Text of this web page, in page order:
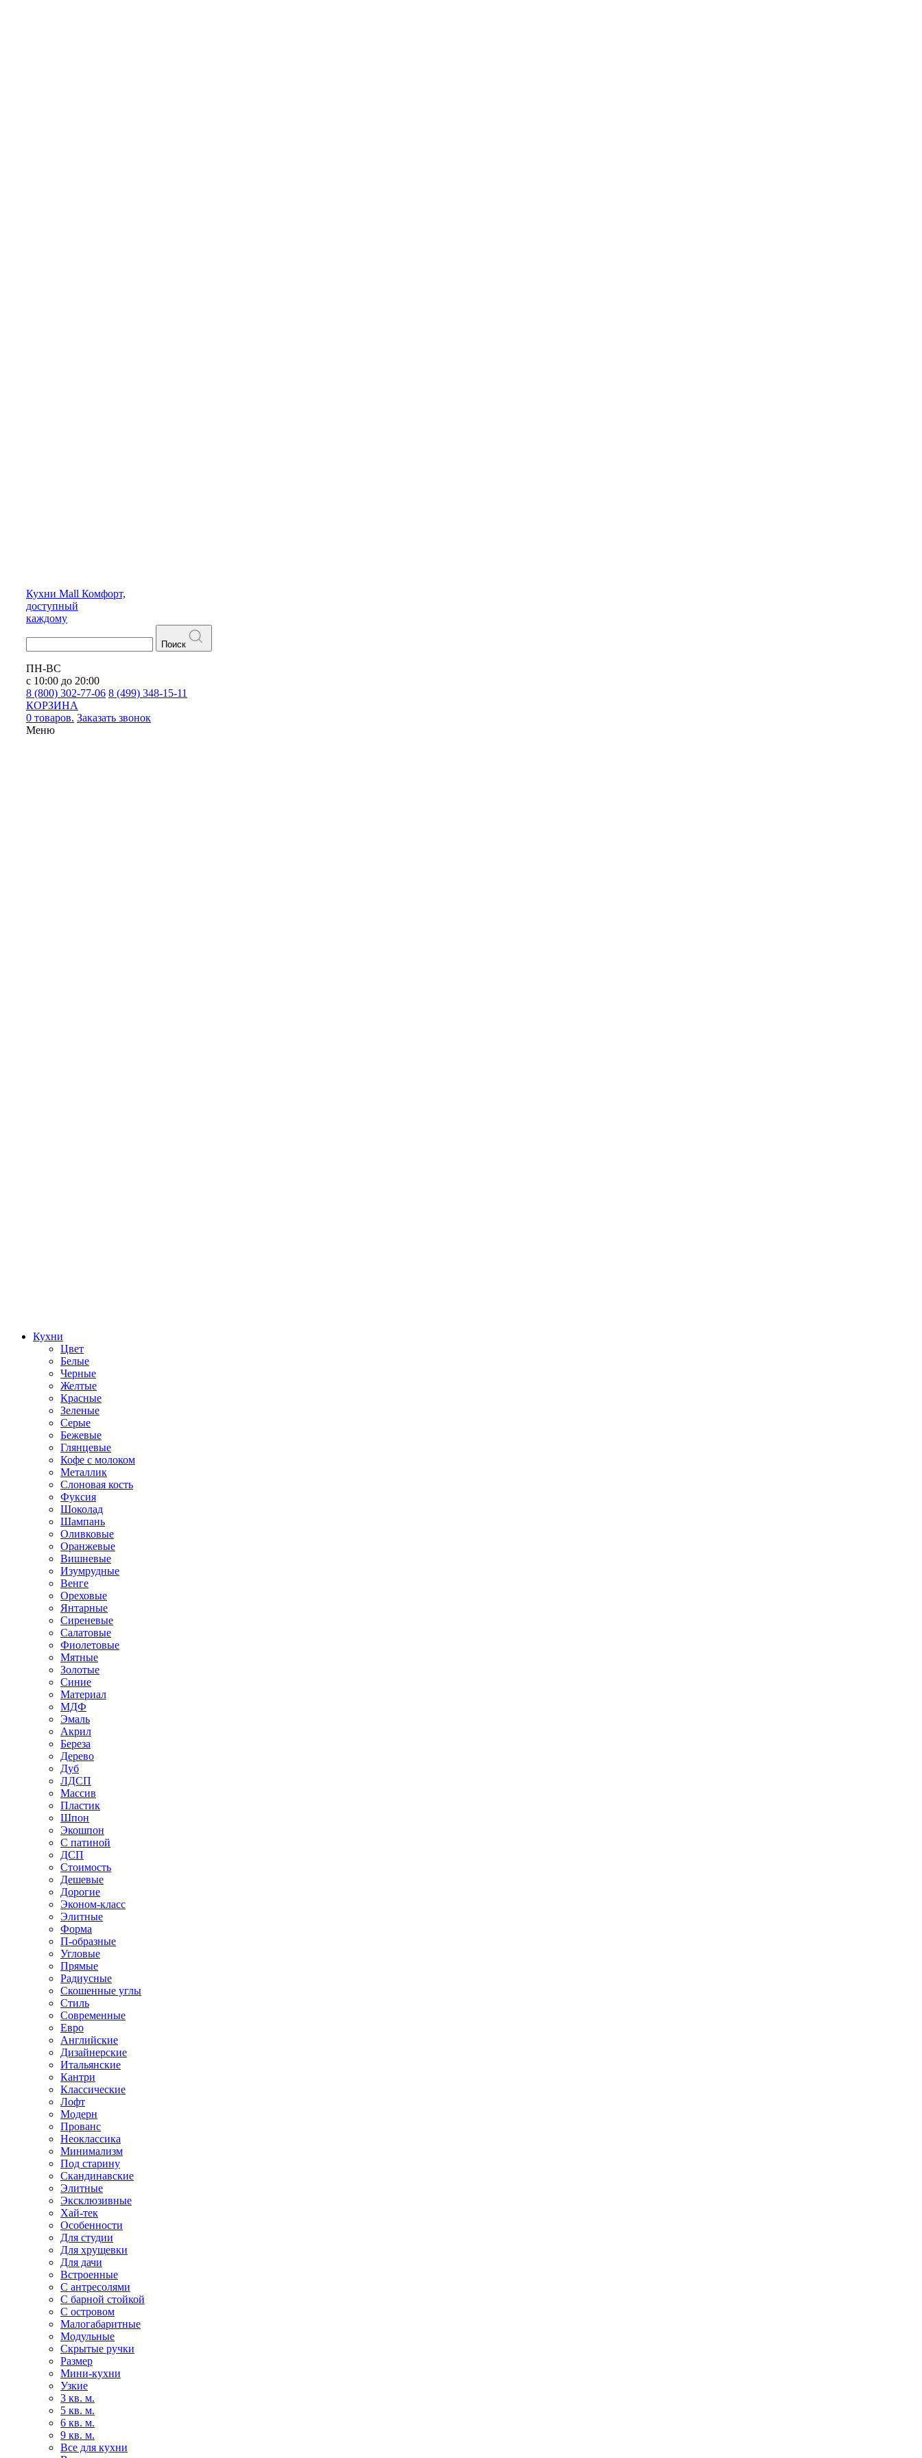
Кухни Mall Комфорт,
доступный
каждому
Поиск
ПН-ВС
с 10:00 до 20:00
8 (800) 302-77-06 8 (499) 348-15-11
КОРЗИНА
0 товаров. Заказать звонок
Меню
Кухни
Цвет
Белые
Черные
Желтые
Красные
Зеленые
Серые
Бежевые
Глянцевые
Кофе с молоком
Металлик
Слоновая кость
Фуксия
Шоколад
Шампань
Оливковые
Оранжевые
Вишневые
Изумрудные
Венге
Ореховые
Янтарные
Сиреневые
Салатовые
Фиолетовые
Мятные
Золотые
Синие
Материал
МДФ
Эмаль
Акрил
Береза
Дерево
Дуб
ЛДСП
Массив
Пластик
Шпон
Экошпон
С патиной
ДСП
Стоимость
Дешевые
Дорогие
Эконом-класс
Элитные
Форма
П-образные
Угловые
Прямые
Радиусные
Скошенные углы
Стиль
Современные
Евро
Английские
Дизайнерские
Итальянские
Кантри
Классические
Лофт
Модерн
Прованс
Неоклассика
Минимализм
Под старину
Скандинавские
Элитные
Эксклюзивные
Хай-тек
Особенности
Для студии
Для хрущевки
Для дачи
Встроенные
С антресолями
С барной стойкой
С островом
Малогабаритные
Модульные
Скрытые ручки
Размер
Мини-кухни
Узкие
3 кв. м.
5 кв. м.
6 кв. м.
9 кв. м.
Все для кухни